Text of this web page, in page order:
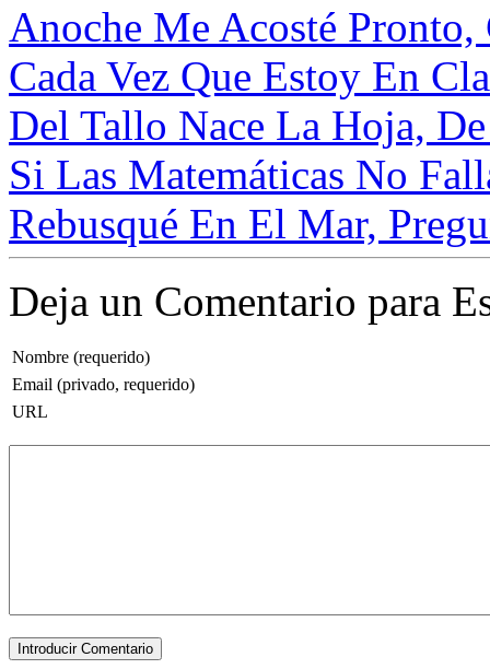
Anoche Me Acosté
Cada Vez Que Estoy En
Del Tallo Nace La Hoja,
Si Las Matemáticas No
Rebusqué En El Mar,
Deja un Comentario para
Nombre (requerido)
Email (privado, requerido)
URL